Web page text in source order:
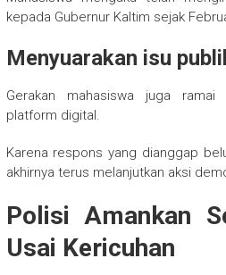
kepada Gubernur Kaltim sejak
Menyuarakan isu
Gerakan mahasiswa juga
platform digital.
Karena respons yang dianggap
akhirnya terus melanjutkan aksi
Polisi Amankan
Usai Kericuhan